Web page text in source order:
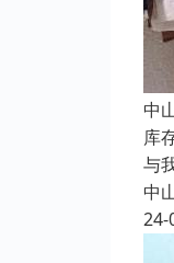
中
库
与
中
24-